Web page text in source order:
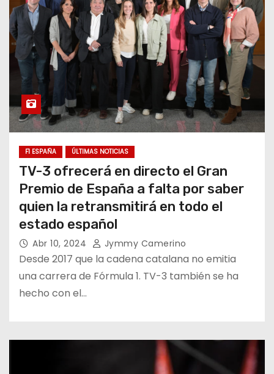
F1 ESPAÑA ÚLTIMAS NOTICIAS
TV-3 ofrecerá en directo el Gran
Premio de España a falta por saber
quien la retransmitirá en todo el
estado español
Abr 10, 2024 Jymmy Camerino
Desde 2017 que la cadena catalana no emitia
una carrera de Fórmula 1. TV-3 también se ha
hecho con el…